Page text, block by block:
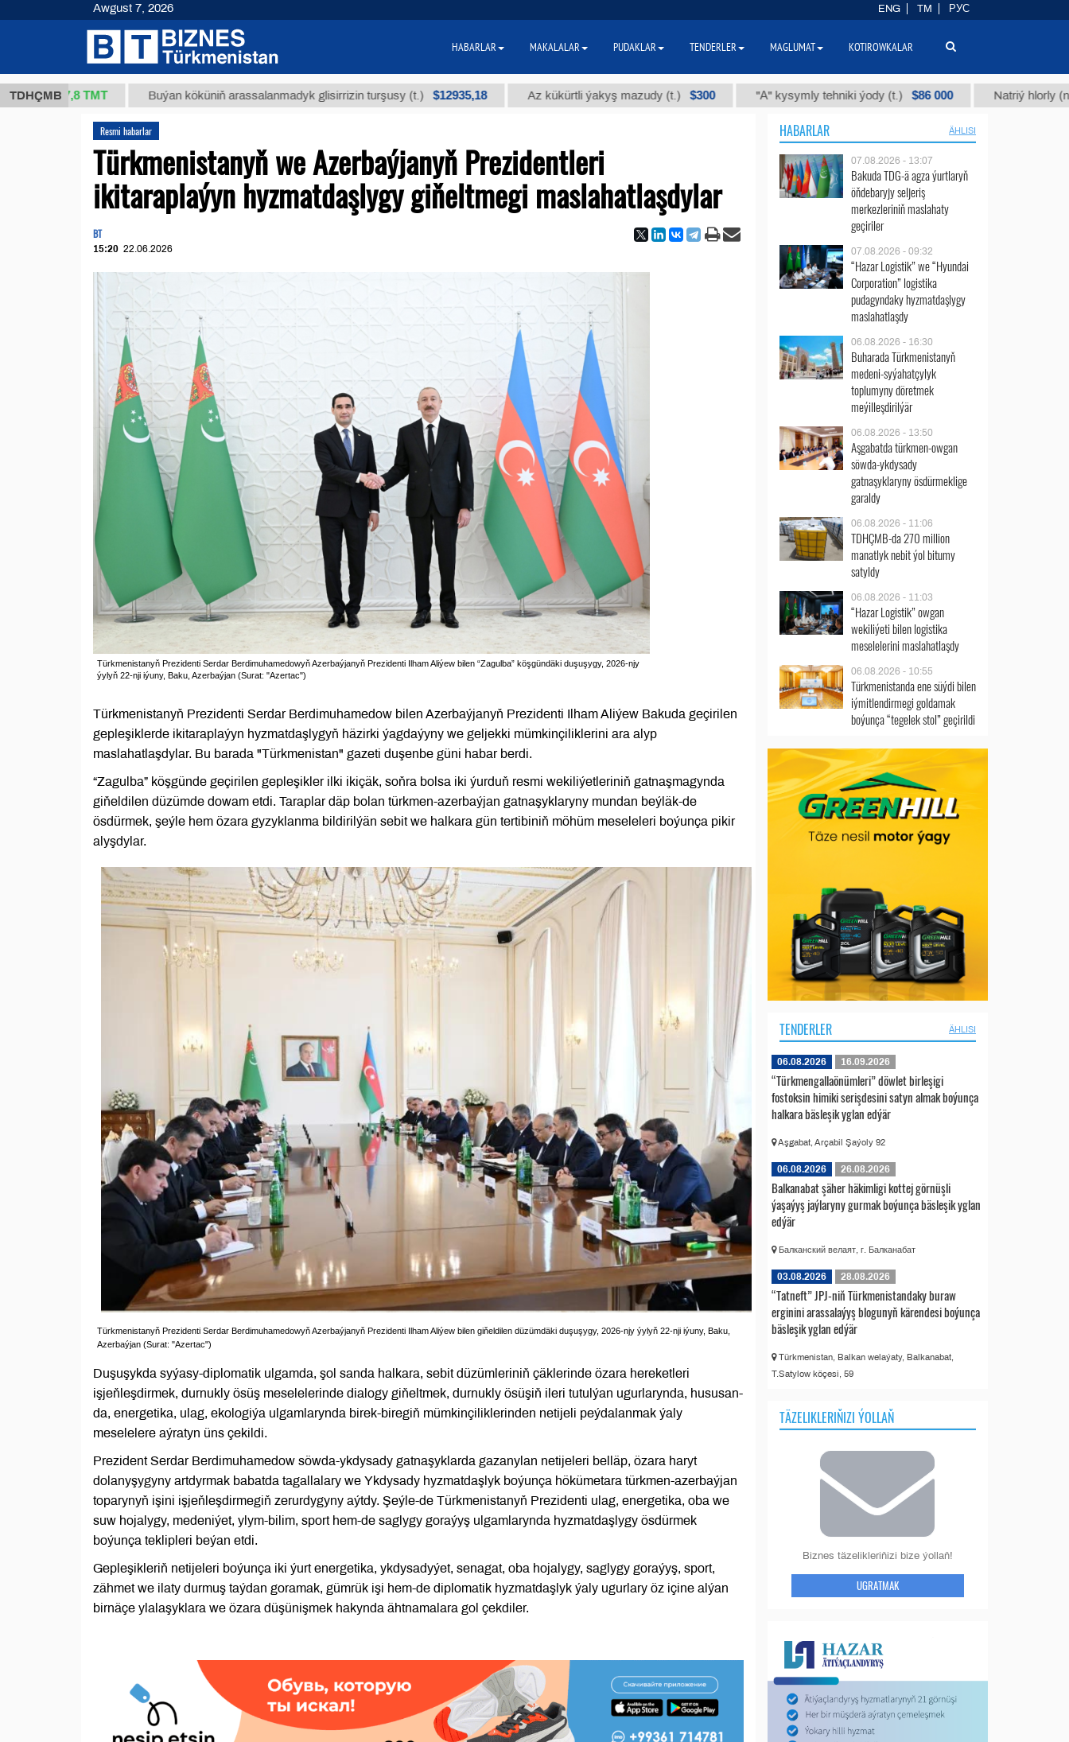
TDHÇMB
ТМТ Buýan köküniň arassalanmadyk glisirrizin turşusy (t.) $12935,18 Az kükürtli ýakyş mazudy (t.) $300 "А" kysymly tehniki ýody (t.) $86 000 Natriý hlorly (nahar
Resmi habarlar
Türkmenistanyň we Azerbaýjanyň Prezidentleri
ikitaraplaýyn hyzmatdaşlygy giňeltmegi maslahatlaşdylar
BT
15:20 22.06.2026
Türkmenistanyň Prezidenti Serdar Berdimuhamedowyň Azerbaýjanyň Prezidenti Ilham Aliýew bilen “Zagulba” köşgündäki duşuşygy, 2026-njy
ýylyň 22-nji iýuny, Baku, Azerbaýjan (Surat: "Azertac")
Türkmenistanyň Prezidenti Serdar Berdimuhamedow bilen Azerbaýjanyň Prezidenti Ilham Aliýew Bakuda geçirilen
gepleşiklerde ikitaraplaýyn hyzmatdaşlygyň häzirki ýagdaýyny we geljekki mümkinçiliklerini ara alyp
maslahatlaşdylar. Bu barada "Türkmenistan" gazeti duşenbe güni habar berdi.
“Zagulba” köşgünde geçirilen gepleşikler ilki ikiçäk, soňra bolsa iki ýurduň resmi wekiliýetleriniň gatnaşmagynda
giňeldilen düzümde dowam etdi. Taraplar däp bolan türkmen-azerbaýjan gatnaşyklaryny mundan beýläk-de
ösdürmek, şeýle hem özara gyzyklanma bildirilýän sebit we halkara gün tertibiniň möhüm meseleleri boýunça pikir
alyşdylar.
Türkmenistanyň Prezidenti Serdar Berdimuhamedowyň Azerbaýjanyň Prezidenti Ilham Aliýew bilen giňeldilen düzümdäki duşuşygy, 2026-njy ýylyň 22-nji iýuny, Baku,
Azerbaýjan (Surat: "Azertac")
Duşuşykda syýasy-diplomatik ulgamda, şol sanda halkara, sebit düzümleriniň çäklerinde özara hereketleri
işjeňleşdirmek, durnukly ösüş meselelerinde dialogy giňeltmek, durnukly ösüşiň ileri tutulýan ugurlarynda, hususan-
da, energetika, ulag, ekologiýa ulgamlarynda birek-biregiň mümkinçiliklerinden netijeli peýdalanmak ýaly
meselelere aýratyn üns çekildi.
Prezident Serdar Berdimuhamedow söwda-ykdysady gatnaşyklarda gazanylan netijeleri belläp, özara haryt
dolanyşygyny artdyrmak babatda tagallalary we Ykdysady hyzmatdaşlyk boýunça hökümetara türkmen-azerbaýjan
toparynyň işini işjeňleşdirmegiň zerurdygyny aýtdy. Şeýle-de Türkmenistanyň Prezidenti ulag, energetika, oba we
suw hojalygy, medeniýet, ylym-bilim, sport hem-de saglygy goraýyş ulgamlarynda hyzmatdaşlygy ösdürmek
boýunça teklipleri beýan etdi.
Gepleşikleriň netijeleri boýunça iki ýurt energetika, ykdysadyýet, senagat, oba hojalygy, saglygy goraýyş, sport,
zähmet we ilaty durmuş taýdan goramak, gümrük işi hem-de diplomatik hyzmatdaşlyk ýaly ugurlary öz içine alýan
birnäçe ylalaşyklara we özara düşünişmek hakynda ähtnamalara gol çekdiler.
HABARLAR ÄHLISI
07.08.2026 - 13:07
Bakuda TDG-ä agza ýurtlaryň
öňdebaryjy seljeriş
merkezleriniň maslahaty
geçiriler
07.08.2026 - 09:32
“Hazar Logistik” we “Hyundai
Corporation” logistika
pudagyndaky hyzmatdaşlygy
maslahatlaşdy
06.08.2026 - 16:30
Buharada Türkmenistanyň
medeni-syýahatçylyk
toplumyny döretmek
meýilleşdirilýär
06.08.2026 - 13:50
Aşgabatda türkmen-owgan
söwda-ykdysady
gatnaşyklaryny ösdürmeklige
garaldy
06.08.2026 - 11:06
TDHÇMB-da 270 million
manatlyk nebit ýol bitumy
satyldy
06.08.2026 - 11:03
“Hazar Logistik” owgan
wekiliýeti bilen logistika
meselelerini maslahatlaşdy
06.08.2026 - 10:55
Türkmenistanda ene süýdi bilen
iýmitlendirmegi goldamak
boýunça “tegelek stol” geçirildi
TENDERLER ÄHLISI
06.08.2026 16.09.2026
“Türkmengallaönümleri” döwlet birleşigi
fostoksin himiki serişdesini satyn almak boýunça
halkara bäsleşik yglan edýär
Aşgabat, Arçabil Şaýoly 92
06.08.2026 26.08.2026
Balkanabat şäher häkimligi kottej görnüşli
ýaşaýyş jaýlaryny gurmak boýunça bäsleşik yglan
edýär
Балканский велаят, г. Балканабат
03.08.2026 28.08.2026
“Tatneft” JPJ-niň Türkmenistandaky buraw
erginini arassalaýyş blogunyň kärendesi boýunça
bäsleşik yglan edýär
Türkmenistan, Balkan welaýaty, Balkanabat,
T.Satylow köçesi, 59
TÄZELIKLERIŇIZI ÝOLLAŇ
Biznes täzelikleriňizi bize ýollaň!
UGRATMAK
Awgust 7, 2026 ENG TM РУС
HABARLAR MAKALALAR PUDAKLAR TENDERLER MAGLUMAT KOTIROWKALAR